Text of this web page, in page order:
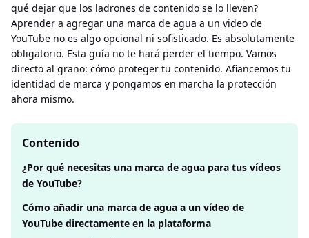
qué dejar que los ladrones de contenido se lo lleven?
Aprender a agregar una marca de agua a un video de
YouTube no es algo opcional ni sofisticado. Es absolutamente
obligatorio. Esta guía no te hará perder el tiempo. Vamos
directo al grano: cómo proteger tu contenido. Afiancemos tu
identidad de marca y pongamos en marcha la protección
ahora mismo.
Contenido
¿Por qué necesitas una marca de agua para tus vídeos
de YouTube?
Cómo añadir una marca de agua a un vídeo de
YouTube directamente en la plataforma